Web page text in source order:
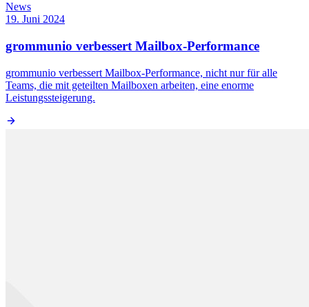
News
19. Juni 2024
grommunio verbessert Mailbox-Performance
grommunio verbessert Mailbox-Performance, nicht nur für alle
Teams, die mit geteilten Mailboxen arbeiten, eine enorme
Leistungssteigerung.